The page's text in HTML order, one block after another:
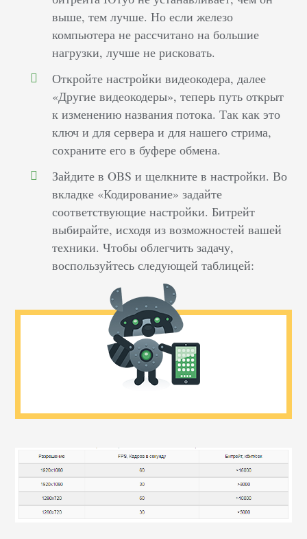
выше, тем лучше. Но если железо
компьютера не рассчитано на большие
нагрузки, лучше не рисковать.
Откройте настройки видеокодера, далее
«Другие видеокодеры», теперь путь открыт
к изменению названия потока. Так как это
ключ и для сервера и для нашего стрима,
сохраните его в буфере обмена.
Зайдите в OBS и щелкните в настройки. Во
вкладке «Кодирование» задайте
соответствующие настройки. Битрейт
выбирайте, исходя из возможностей вашей
техники. Чтобы облегчить задачу,
воспользуйтесь следующей таблицей: